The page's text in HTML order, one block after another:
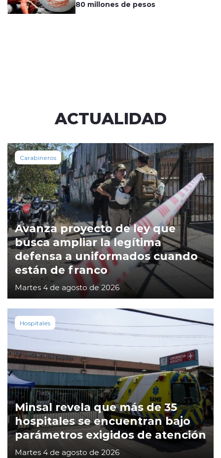
80 millones de pesos
ACTUALIDAD
Carabineros
Avanza proyecto de ley que
busca ampliar la legítima
defensa a uniformados cuando
están de franco
Martes 4 de agosto de 2026
Hospitales
Minsal revela que más de 35
hospitales se encuentran bajo
parámetros exigidos de atención
Martes 4 de agosto de 2026